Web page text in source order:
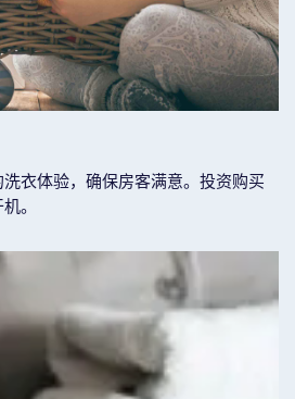
衣体验，确保房客满意。投资购买
。